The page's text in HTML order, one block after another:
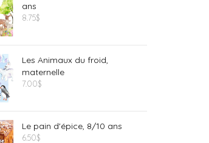
ans
8.75$
Les Animaux du froid,
maternelle
7.00$
Le pain d'épice, 8/10 ans
6.50$